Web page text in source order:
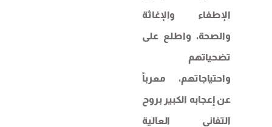
الإطفاء والإغاثة
والصحة، واطلع على
تضحياتهم
واحتياجاتهم، معرباً
عن إعجابه الكبير بروح
التفاني العالية